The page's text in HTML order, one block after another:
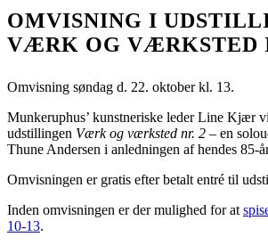
OMVISNING I
VÆRK OG VÆRKSTED
Omvisning søndag d. 22. oktober kl. 13.
Munkeruphus’ kunstneriske leder Line Kjær
udstillingen Værk og værksted nr. 2 – en
Thune Andersen i anledningen af hendes 85-
Omvisningen er gratis efter betalt entré til
Inden omvisningen er der mulighed for at
10-13.